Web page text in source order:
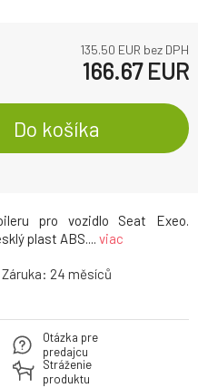
pro vozidlo Seat Exeo.
plast ABS.... viac
135.50 EUR bez DPH
166.67EUR
Do košíka
Záruka: 24
Otázka pre
predajcu
Stráženie
produktu